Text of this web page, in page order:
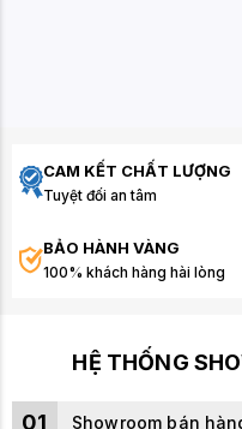
CAM KẾT CHẤT LƯỢNG
Tuyệt đối an tâm
BẢO HÀNH VÀNG
100% khách hàng hài lòng
HỆ THỐNG
01 Showroom bán